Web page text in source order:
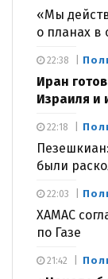
«Мы
о планах
Иран
Израиля и
22:38
были
22:18
ХАМАС
по Газе
22:03
21:42